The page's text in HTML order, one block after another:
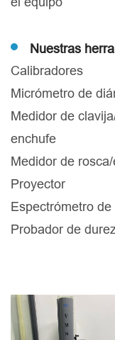
Nuestras
Calibradores
Micrómetro de
Medidor de
enchufe
Medidor de
Proyector
Espectrómetro de
Probador de